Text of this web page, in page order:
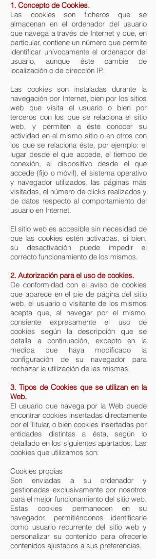
1. Concepto de Cookies.
Las cookies son ficheros que se
almacenan en el ordenador del usuario
que navega a través de Internet y que, en
particular, contiene un número que permite
identificar unívocamente el ordenador del
usuario, aunque éste cambie de
localización o de dirección IP.
Las cookies son instaladas durante la
navegación por Internet, bien por los sitios
web que visita el usuario o bien por
terceros con los que se relaciona el sitio
web, y permiten a éste conocer su
actividad en el mismo sitio o en otros con
los que se relaciona éste, por ejemplo: el
lugar desde el que accede, el tiempo de
conexión, el dispositivo desde el que
accede (fijo o móvil), el sistema operativo
y navegador utilizados, las páginas más
visitadas, el número de clicks realizados y
de datos respecto al comportamiento del
usuario en Internet.
El sitio web es accesible sin necesidad de
que las cookies estén activadas, si bien,
su desactivación puede impedir el
correcto funcionamiento de los mismos.
2. Autorización para el uso de cookies.
De conformidad con el aviso de cookies
que aparece en el pie de página del sitio
web, el usuario o visitante de los mismos
acepta que, al navegar por el mismo,
consiente expresamente el uso de
cookies según la descripción que se
detalla a continuación, excepto en la
medida que haya modificado la
configuración de su navegador para
rechazar la utilización de las mismas.
3. Tipos de Cookies que se utilizan en la
Web.
El usuario que navega por la Web puede
encontrar cookies insertadas directamente
por el Titular, o bien cookies insertadas por
entidades distintas a ésta, según lo
detallado en los siguientes apartados. Las
cookies que utilizamos son:
Cookies propias
Son enviadas a su ordenador y
gestionadas exclusivamente por nosotros
para el mejor funcionamiento del sitio web.
Estas cookies permanecen en su
navegador, permitiéndonos identificarle
como usuario recurrente del sitio web y
personalizar su contenido para ofrecerle
contenidos ajustados a sus preferencias.